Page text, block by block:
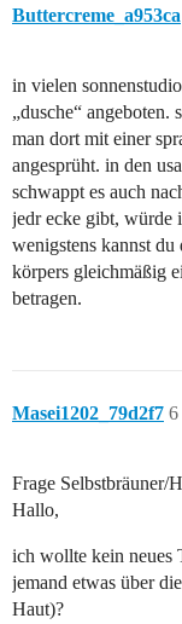
Buttercreme_a953ca
in vielen
„dusche“
man dort mit einer
angesprüht. in den
schwappt es auch
jedr ecke gibt, würde
wenigstens kannst du
körpers gleichmäßig
betragen.
Masei1202_79d2f7 6
Frage Selbstbräuner/
Hallo,
ich wollte kein neues
jemand etwas über
Haut)?